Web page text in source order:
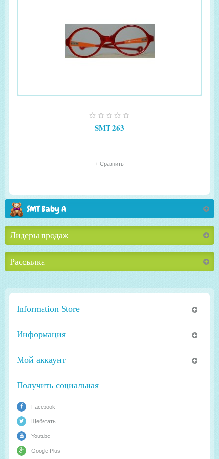
SMT 263
+ Сравнить
SMT Baby A
Лидеры продаж
Рассылка
Information Store
Информация
Мой аккаунт
Получить социальная
Facebook
Щебетать
Youtube
Google Plus